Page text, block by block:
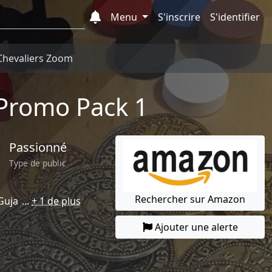
Menu
S'inscrire S'identifier
Zoom
Pack 1
Passionné
Type de public
+ 1 de plus
Rechercher sur Amazon
Ajouter une alerte